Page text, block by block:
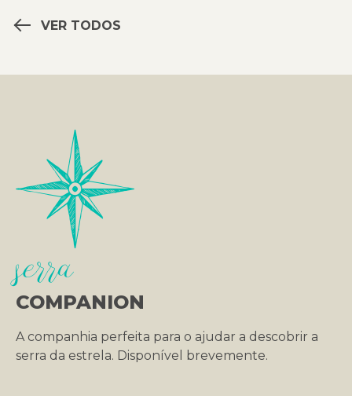
VER TODOS
serra
COMPANION
A companhia perfeita para o ajudar a descobrir a
serra da estrela. Disponível brevemente.